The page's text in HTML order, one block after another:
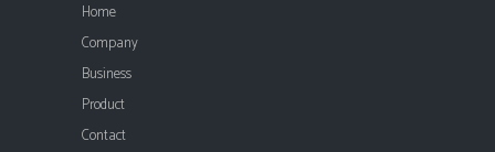
Home
Company
Business
Product
Contact